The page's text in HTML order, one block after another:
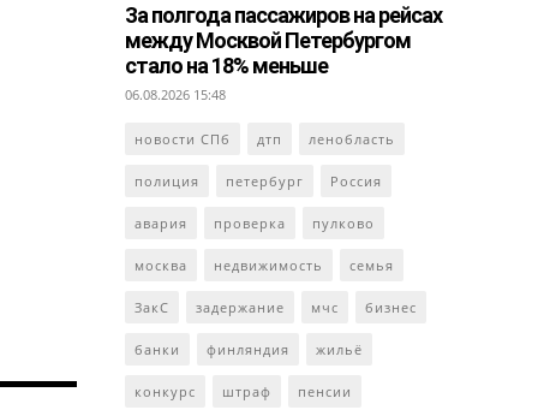
За полгода пассажиров на рейсах
между Москвой Петербургом
стало на 18% меньше
06.08.2026 15:48
новости СПб дтп ленобласть
полиция петербург Россия
авария проверка пулково
москва недвижимость семья
ЗакС задержание мчс бизнес
банки финляндия жильё
конкурс штраф пенсии